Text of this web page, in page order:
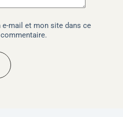
mail et mon site dans ce